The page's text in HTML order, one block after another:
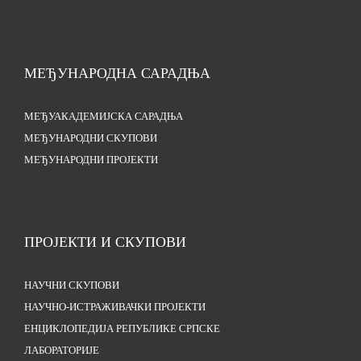
МЕЂУНАРОДНА САРАДЊА
МЕЂУАКАДЕМИЈСКА САРАДЊА
МЕЂУНАРОДНИ СКУПОВИ
МЕЂУНАРОДНИ ПРОЈЕКТИ
ПРОЈЕКТИ И СКУПОВИ
НАУЧНИ СКУПОВИ
НАУЧНО-ИСТРАЖИВАЧКИ ПРОЈЕКТИ
ЕНЦИКЛОПЕДИЈА РЕПУБЛИКЕ СРПСКЕ
ЛАБОРАТОРИЈЕ